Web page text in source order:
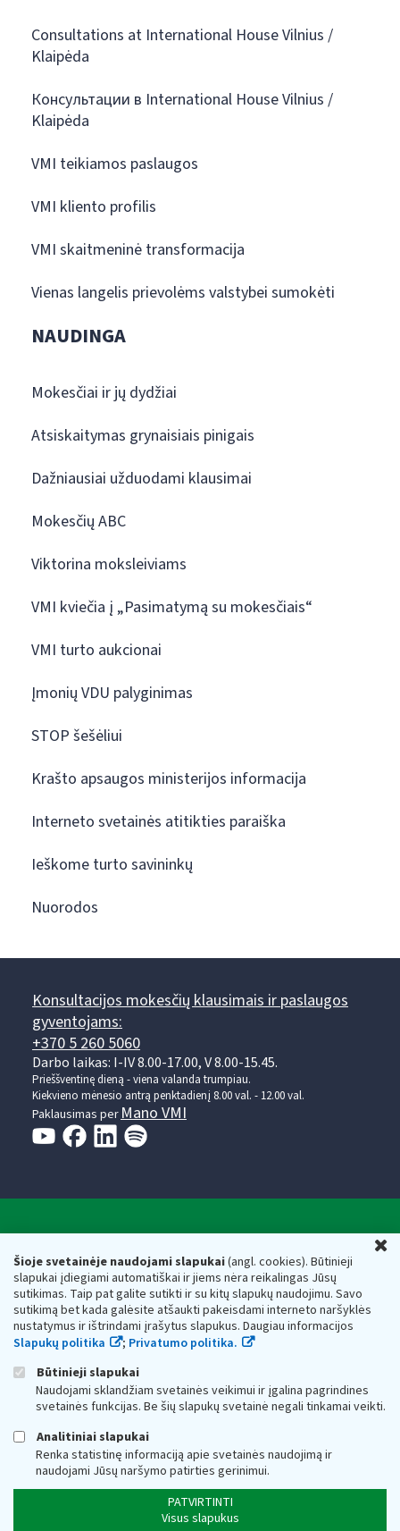
Šioje svetainėje naudojami slapukai(angl. cookies). Būtinieji
slapukai įdiegiami automatiškai ir jiems nėra reikalingas Jūsų
sutikimas. Taip pat galite sutikti ir su kitų slapukų naudojimu. Savo
sutikimą bet kada galėsite atšaukti pakeisdami interneto naršyklės
nustatymus ir ištrindami įrašytus slapukus. Daugiau informacijos
Slapukų politika
; Privatumo politika.
Būtinieji slapukai
Naudojami sklandžiam svetainės veikimui ir įgalina pagrindines
svetainės funkcijas. Be šių slapukų svetainė negali tinkamai veikti.
Analitiniai slapukai
Renka statistinę informaciją apie svetainės naudojimą ir
naudojami Jūsų naršymo patirties gerinimui.
PATVIRTINTI
Visus slapukus
Consultations at International House Vilnius /
Klaipėda
Консультации в International House Vilnius /
Klaipėda
VMI teikiamos paslaugos
VMI kliento profilis
VMI skaitmeninė transformacija
Vienas langelis prievolėms valstybei sumokėti
NAUDINGA
Mokesčiai ir jų dydžiai
Atsiskaitymas grynaisiais pinigais
Dažniausiai užduodami klausimai
Mokesčių ABC
Viktorina moksleiviams
VMI kviečia į „Pasimatymą su mokesčiais“
VMI turto aukcionai
Įmonių VDU palyginimas
STOP šešėliui
Krašto apsaugos ministerijos informacija
Interneto svetainės atitikties paraiška
Ieškome turto savininkų
Nuorodos
Konsultacijos mokesčių klausimais ir paslaugos
gyventojams:
+370 5 260 5060
Darbo laikas: I-IV 8.00-17.00, V 8.00-15.45.
Prieššventinę dieną - viena valanda trumpiau.
Kiekvieno mėnesio antrą penktadienį 8.00 val. - 12.00 val.
Paklausimas per Mano VMI
Respublikos finansų ministerijos
Biudžetinė įstaiga. Juridinio asmens kodas — 188659752,
adresas: Vasario 16-osios g. 14, 01107 Vilnius, Lietuva, el.paštas:
vmi@vmi.lt, E. pristatymo dėžutės adresas 188659752
Duomenys apie Valstybinę mokesčių inspekciją prie Lietuvos
Respublikos finansų ministerijos kaupiami ir saugomi Juridinių